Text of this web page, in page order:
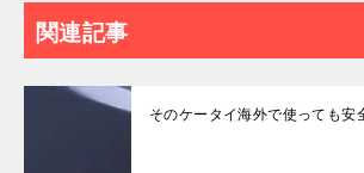
関連記事
そのケータイ海外で使っても安